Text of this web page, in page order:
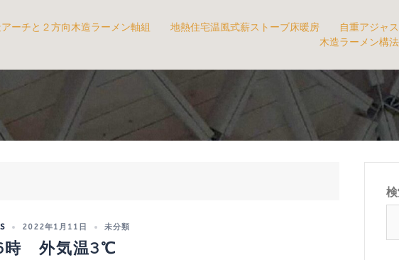
ーチと２方向木造ラーメン軸組 地熱住宅温風式薪ストーブ床暖房 自重アジャ
木造ラーメン構法
2022年1月11日 未分類
時 外気温3℃